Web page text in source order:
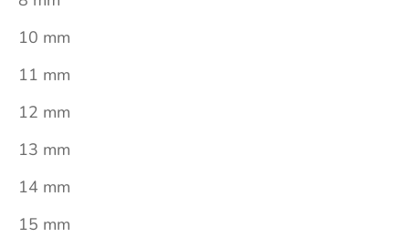
10 mm
11 mm
12 mm
13 mm
14 mm
15 mm